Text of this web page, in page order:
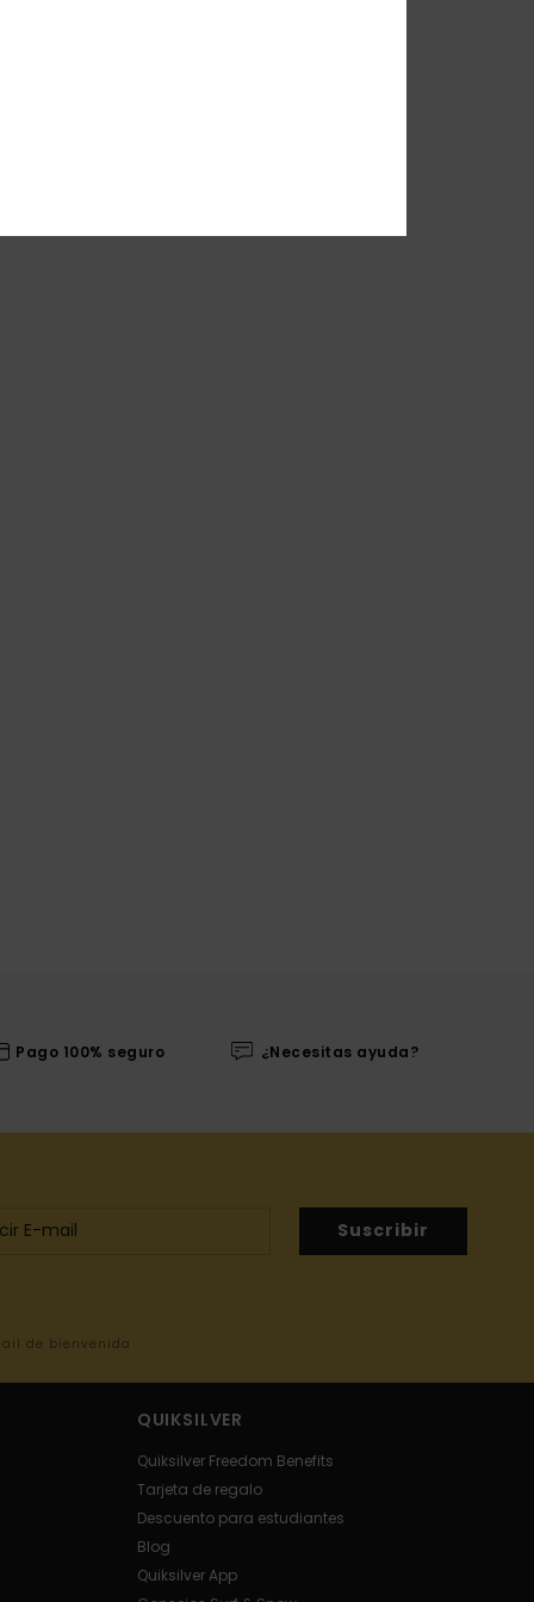
Pago 100% seguro ¿Necesitas ayuda?
Suscribir
de bienvenida
QUIKSILVER
Quiksilver Freedom Benefits
Tarjeta de regalo
Descuento para estudiantes
Blog
Quiksilver App